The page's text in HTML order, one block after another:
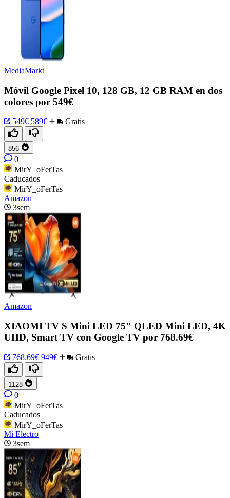
MediaMarkt
Móvil Google Pixel 10, 128 GB, 12 GB RAM en dos
colores por 549€
549€ 589€ Gratis
856
0
MirY_oFerTas
Caducados
MirY_oFerTas
Amazon
3sem
Amazon
XIAOMI TV S Mini LED 75" QLED Mini LED, 4K
UHD, Smart TV con Google TV por 768.69€
768.69€ 949€ Gratis
1128
0
MirY_oFerTas
Caducados
MirY_oFerTas
Mi Electro
3sem